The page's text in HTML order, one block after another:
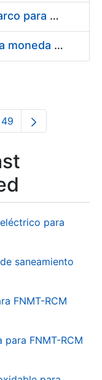
Contratación de acuerdo marco para el Suministro de Material de Electricidad para la Fábrica Nacional de Moneda y Timbre-Real Casa de la Moneda en su centro de trabajo de Burgos
Suministro de estuches para moneda de 30 €
Pages Use
Page
49
para
saneamiento
FNMT-RCM
FNMT-RCM